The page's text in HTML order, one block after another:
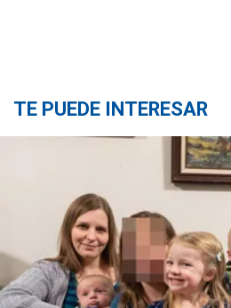
TE PUEDE INTERESAR